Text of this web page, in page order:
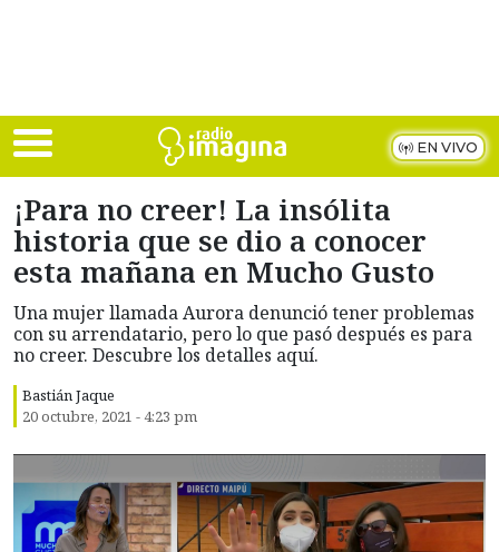
EN VIVO
¡Para no creer! La insólita
historia que se dio a conocer
esta mañana en Mucho Gusto
Una mujer llamada Aurora denunció tener problemas
con su arrendatario, pero lo que pasó después es para
no creer. Descubre los detalles aquí.
Bastián Jaque
20 octubre, 2021 - 4:23 pm